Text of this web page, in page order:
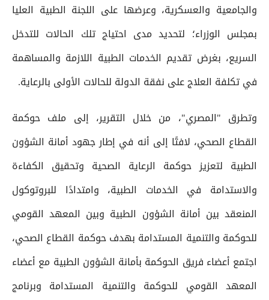
والجامعية والعسكرية، وعرضها على اللجنة الطبية العليا
بمجلس الوزراء؛ لتحديد مدى احتياج تلك الحالات للتدخل
السريع، بغرض تقديم الخدمات الطبية اللازمة والمساهمة
في تكلفة العلاج على نفقة الدولة للحالات الأولى بالرعاية.
وتطرق "المصري"، من خلال التقرير، إلى ملف حوكمة
القطاع الصحي، لافتًا إلى أنه في إطار جهود أمانة الشؤون
الطبية لتعزيز حوكمة الرعاية الصحية وتحقيق الكفاءة
والاستدامة في الخدمات الطبية، وامتدادًا للبروتوكول
المنعقد بين أمانة الشؤون الطبية وبين المعهد القومي
للحوكمة والتنمية المستدامة بهدف حوكمة القطاع الصحي،
اجتمع أعضاء فريق الحوكمة بأمانة الشؤون الطبية مع أعضاء
المعهد القومي للحوكمة والتنمية المستدامة وبرنامج